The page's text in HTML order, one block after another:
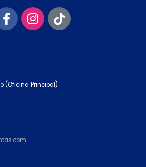
(Oficina Principal)